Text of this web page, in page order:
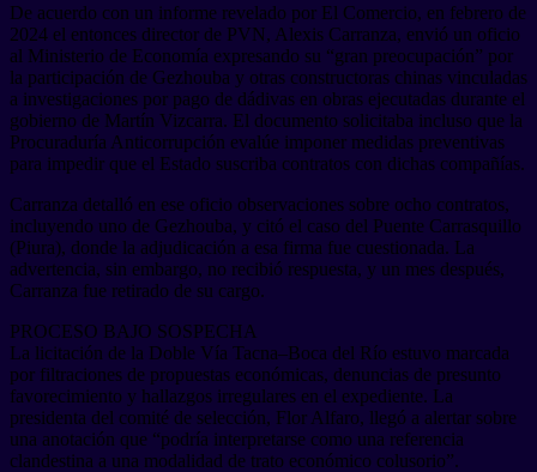
De acuerdo con un informe revelado por El Comercio, en febrero de
2024 el entonces director de PVN, Alexis Carranza, envió un oficio
al Ministerio de Economía expresando su “gran preocupación” por
la participación de Gezhouba y otras constructoras chinas vinculadas
a investigaciones por pago de dádivas en obras ejecutadas durante el
gobierno de Martín Vizcarra. El documento solicitaba incluso que la
Procuraduría Anticorrupción evalúe imponer medidas preventivas
para impedir que el Estado suscriba contratos con dichas compañías.
Carranza detalló en ese oficio observaciones sobre ocho contratos,
incluyendo uno de Gezhouba, y citó el caso del Puente Carrasquillo
(Piura), donde la adjudicación a esa firma fue cuestionada. La
advertencia, sin embargo, no recibió respuesta, y un mes después,
Carranza fue retirado de su cargo.
PROCESO BAJO SOSPECHA
La licitación de la Doble Vía Tacna–Boca del Río estuvo marcada
por filtraciones de propuestas económicas, denuncias de presunto
favorecimiento y hallazgos irregulares en el expediente. La
presidenta del comité de selección, Flor Alfaro, llegó a alertar sobre
una anotación que “podría interpretarse como una referencia
clandestina a una modalidad de trato económico colusorio”.